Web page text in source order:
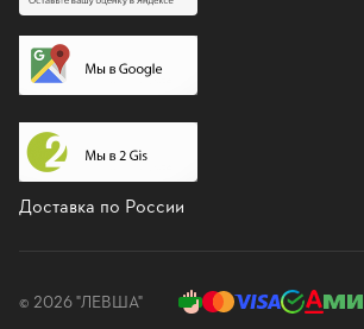
Доставка по России
© 2026 "ЛЕВША"